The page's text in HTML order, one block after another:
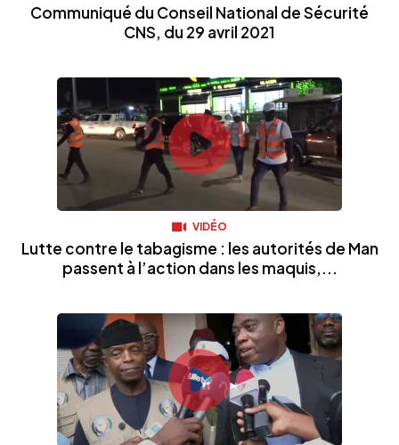
Communiqué du Conseil National de Sécurité
CNS, du 29 avril 2021
VIDÉO
Lutte contre le tabagisme : les autorités de Man
passent à l’action dans les maquis,...